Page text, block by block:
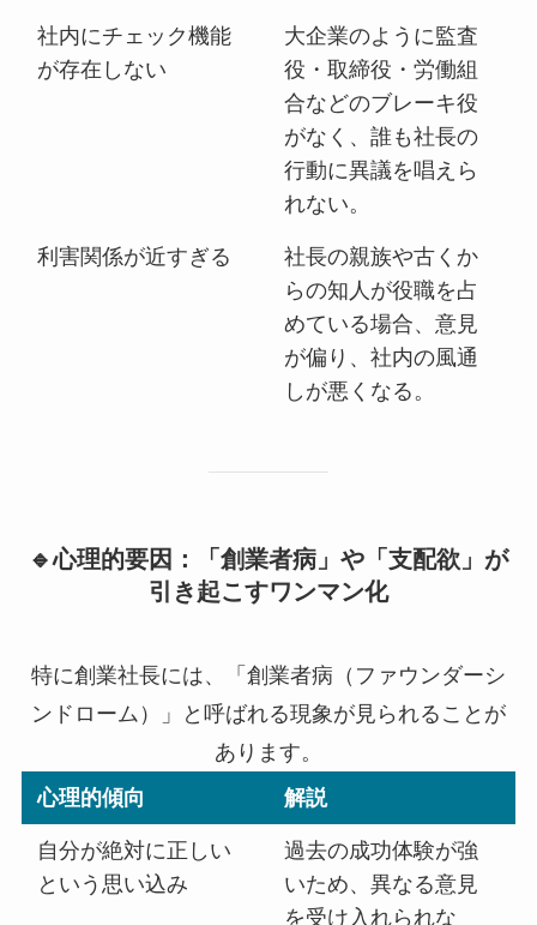
社内にチェック機能
が存在しない
大企業のように監査
役・取締役・労働組
合などのブレーキ役
がなく、誰も社長の
行動に異議を唱えら
れない。
利害関係が近すぎる
社長の親族や古くか
らの知人が役職を占
めている場合、意見
が偏り、社内の風通
しが悪くなる。
🔹心理的要因：「創業者病」や「支配欲」が
引き起こすワンマン化
特に創業社長には、「創業者病（ファウンダーシ
ンドローム）」と呼ばれる現象が見られることが
あります。
心理的傾向
解説
自分が絶対に正しい
という思い込み
過去の成功体験が強
いため、異なる意見
を受け入れられな